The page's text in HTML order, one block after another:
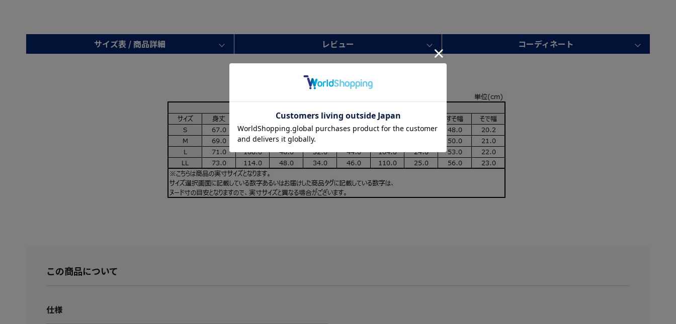
サイズ表 / 商品詳細 レビュー コーディネート
この商品について
仕様